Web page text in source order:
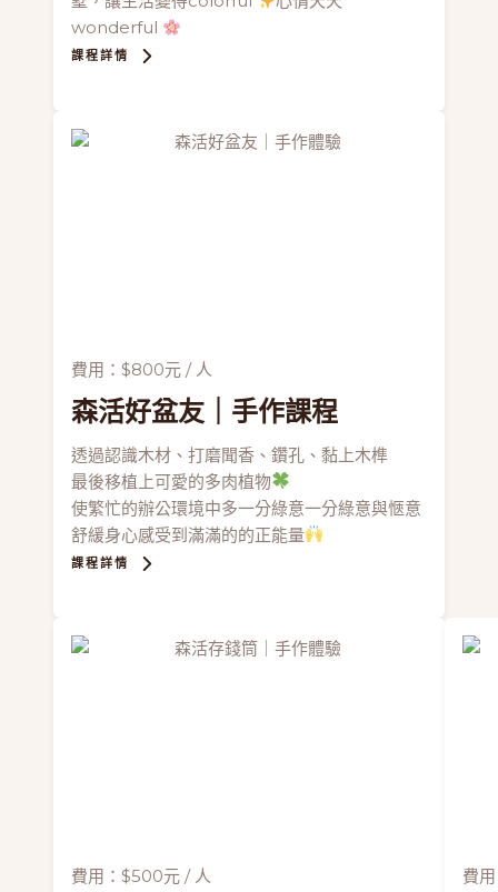
wonderful
課程詳情
費用：$800元 / 人
森活好盆友 ｜手作課程
透過認識木材、打磨聞香、鑽孔、黏上木榫
最後移植上可愛的多肉植物
使繁忙的辦公環境中多一分綠意一分綠意與愜意
舒緩身心感受到滿滿的的正能量
課程詳情
費用：$500元 / 人 費